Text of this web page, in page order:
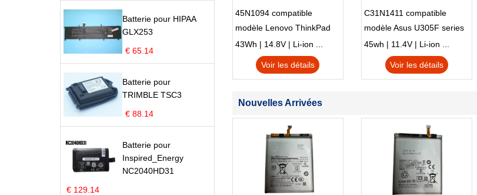
Batterie pour HIPAA
GLX253
€ 65.14
Batterie pour
TRIMBLE TSC3
€ 88.14
Batterie pour
Inspired_Energy
NC2040HD31
€ 129.14
45N1094 compatible
modèle Lenovo ThinkPad
Edge S230u Twist
43Wh | 14.8V | Li-ion ...
Voir les détails
C31N1411 compatible
modèle Asus U305F series
45wh | 11.4V | Li-ion ...
Voir les détails
Nouvelles Arrivées